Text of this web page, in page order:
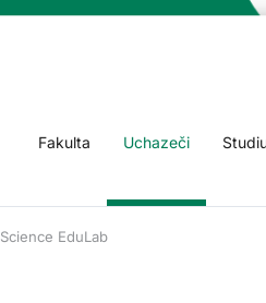
Fakulta Uchazeči
Science EduLab